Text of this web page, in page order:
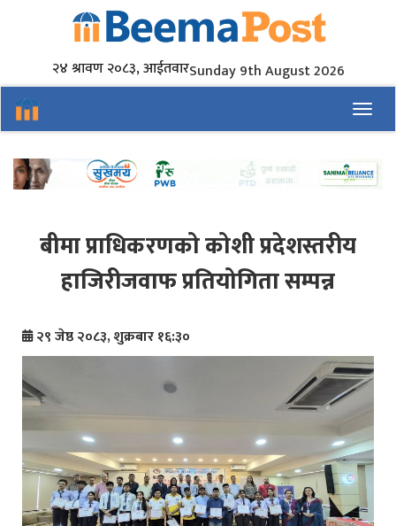
२४ श्रावण २०८३, आईतवारSunday 9th August 2026
बीमा प्राधिकरणको कोशी प्रदेशस्तरीय
हाजिरीजवाफ प्रतियोगिता सम्पन्न
२९ जेष्ठ २०८३, शुक्रबार १६:३०